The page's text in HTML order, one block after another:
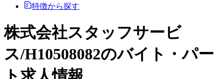
特徴から探す
株式会社スタッフサービ
ス/H10508082のバイト・パー